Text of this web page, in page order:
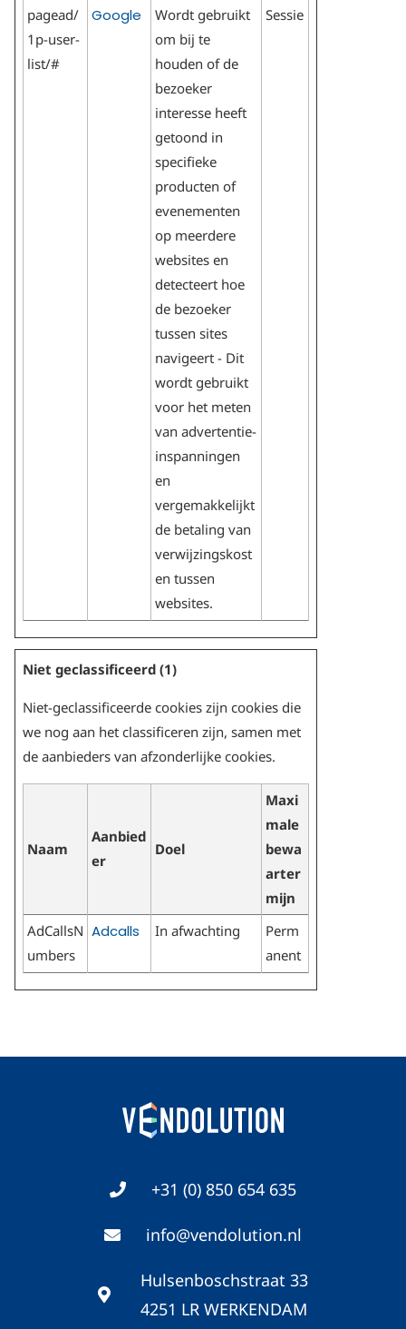
pagead/
1p-user-
list/#
Google
Wordt gebruikt
om bij te
houden of de
bezoeker
interesse heeft
getoond in
specifieke
producten of
evenementen
op meerdere
websites en
detecteert hoe
de bezoeker
tussen sites
navigeert - Dit
wordt gebruikt
voor het meten
van advertentie-
inspanningen
en
vergemakkelijkt
de betaling van
verwijzingskost
en tussen
websites.
Sessie
Niet geclassificeerd (1)
Niet-geclassificeerde cookies zijn cookies die
we nog aan het classificeren zijn, samen met
de aanbieders van afzonderlijke cookies.
Naam
Aanbied
er
Doel
Maxi
male
bewa
arter
mijn
AdCallsN
umbers
Adcalls In afwachting
Perm
anent
+31 (0) 850 654 635
info@vendolution.nl
Hulsenboschstraat 33
4251 LR WERKENDAM